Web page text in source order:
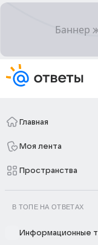
Главная
Моя лента
Пространства
В ТОПЕ НА ОТВЕТАХ
Информационные